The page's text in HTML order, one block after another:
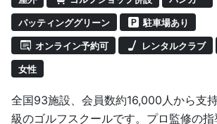
パッティンググリーン 駐車場あり
オンライン予約可 レンタルクラブ
女性
全国93施設、会員数約16,000人から支
級のゴルフスクールです。プロ監修の